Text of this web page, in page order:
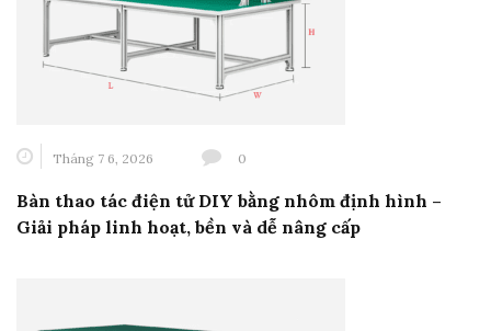
Tháng 7 6, 2026 0
Bàn thao tác điện tử DIY bằng nhôm định hình –
Giải pháp linh hoạt, bền và dễ nâng cấp